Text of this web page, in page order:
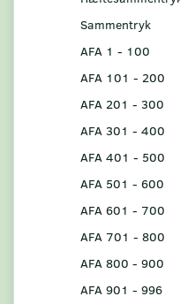
Sammentryk
AFA 1 - 100
AFA 101 - 200
AFA 201 - 300
AFA 301 - 400
AFA 401 - 500
AFA 501 - 600
AFA 601 - 700
AFA 701 - 800
AFA 800 - 900
AFA 901 - 996